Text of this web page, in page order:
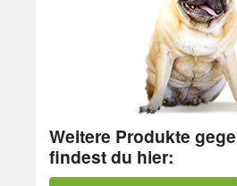
Weitere Produkte
findest du hier: